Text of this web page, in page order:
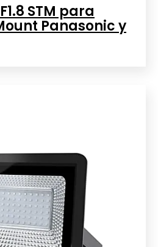
STM para
Panasonic y